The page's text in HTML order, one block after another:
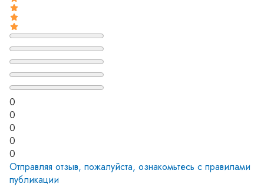
0
0
0
0
0
Отправляя отзыв, пожалуйста, ознакомьтесь с правилами
публикации